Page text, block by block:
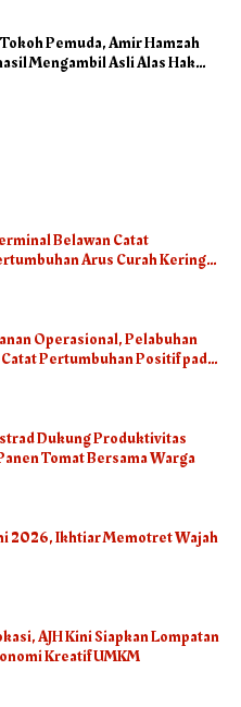
Pemuda, Amir Hamzah
Mengambil Asli Alas Hak
Belawan Catat
Arus Curah Kering
Operasional, Pelabuhan
Pertumbuhan Positif pada
Dukung Produktivitas
Tomat Bersama Warga
2026, Ikhtiar Memotret Wajah
AJH Kini Siapkan Lompatan
Kreatif UMKM